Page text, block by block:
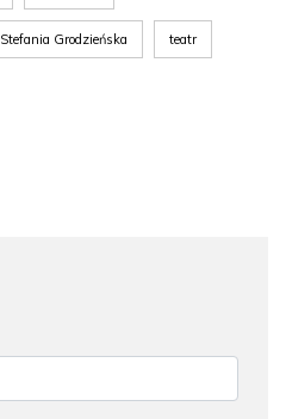
Stefania Grodzieńska teatr